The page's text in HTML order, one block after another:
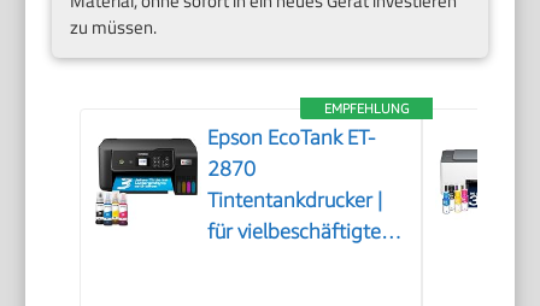
zu müssen.
EMPFEHLUNG
Epson EcoTank ET-
2870
Tintentankdrucker |
für vielbeschäftigte